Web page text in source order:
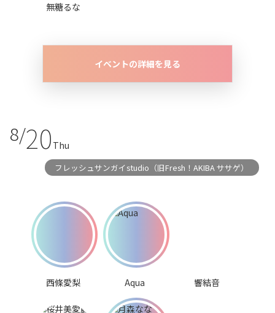
無糖るな
イベントの詳細を見る
8/20 Thu
フレッシュサンガイstudio（旧Fresh！AKIBA ササゲ）
西條愛梨 Aqua 響結音